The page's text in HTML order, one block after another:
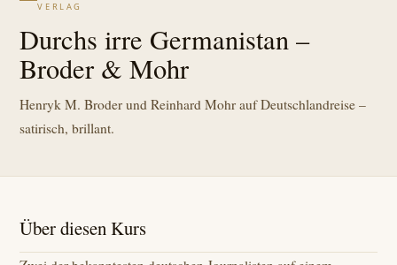
VERLAG
Durchs irre Germanistan –
Broder & Mohr
Henryk M. Broder und Reinhard Mohr auf Deutschlandreise –
satirisch, brillant.
Über diesen Kurs